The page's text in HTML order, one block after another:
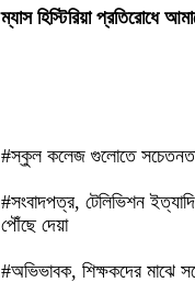
ম্যাস হিস্টিরিয়া প্রতিরোধে
#স্কুল কলেজ গুলোতে
#সংবাদপত্র, টেলিভিশন
পৌঁছে দেয়া
#অভিভাবক, শিক্ষকদের মাঝে